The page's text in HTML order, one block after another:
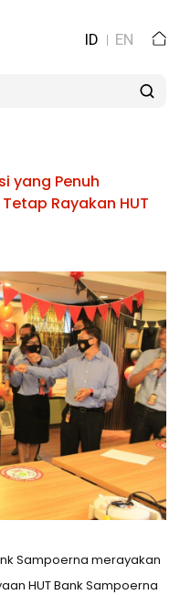
ID EN
yang Penuh
Rayakan HUT
Sampoerna merayakan
HUT Bank Sampoerna